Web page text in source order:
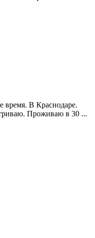
В Краснодаре.
Проживаю в 30 ...